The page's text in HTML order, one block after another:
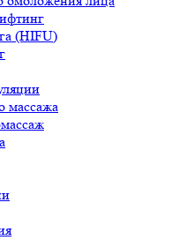
(HIFU)
массажа